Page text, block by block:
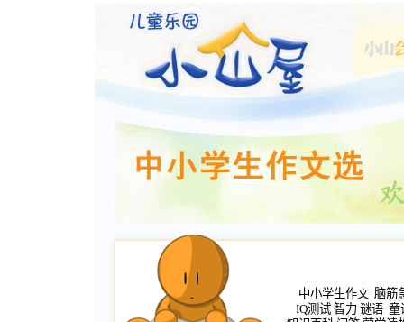
中小学生作文 脑筋
IQ测试 智力 谜语 童